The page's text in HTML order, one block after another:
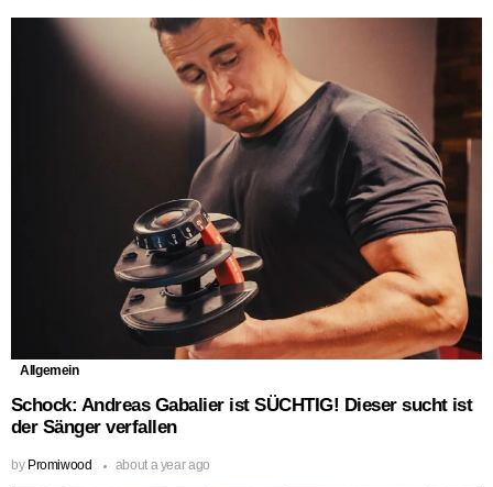
Allgemein
Schock: Andreas Gabalier ist SÜCHTIG! Dieser sucht ist
der Sänger verfallen
by Promiwood about a year ago